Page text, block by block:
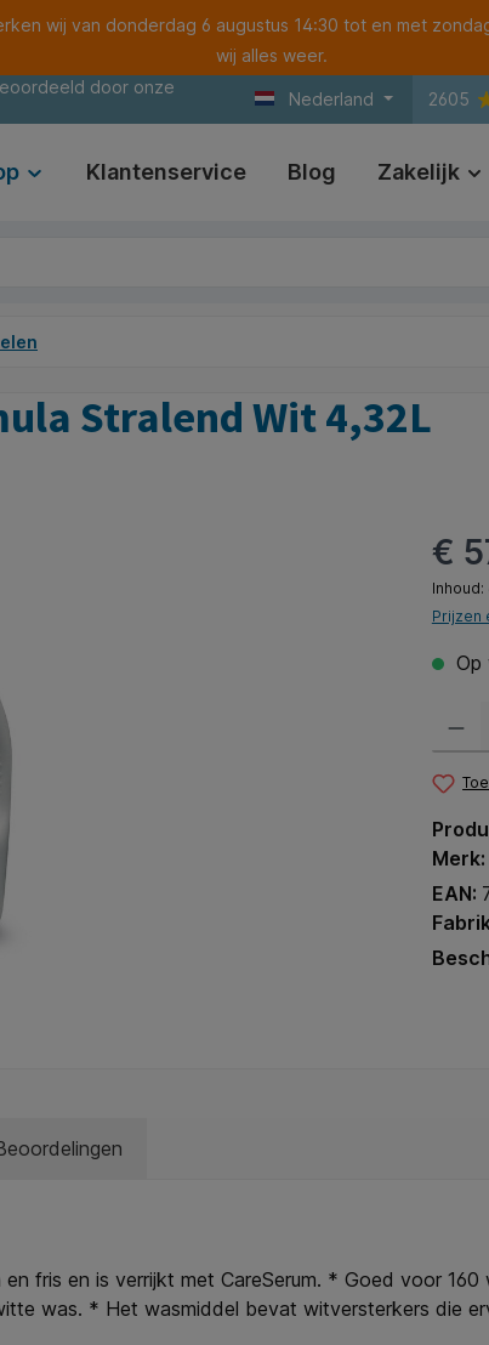
wij van donderdag 6 augustus 14:30 tot en met
wij alles weer.
door onze
Nederland 2605
Klantenservice Blog Zakelijk
Stralend Wit 4,32L
€
Inhoud:
Prijzen
Op
Merk:
EAN:
fris en is verrijkt met CareSerum. * Goed voor
was. * Het wasmiddel bevat witversterkers die